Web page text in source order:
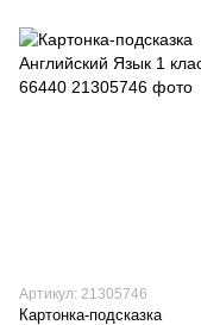
Артикул: 21305746
Картонка-подсказка